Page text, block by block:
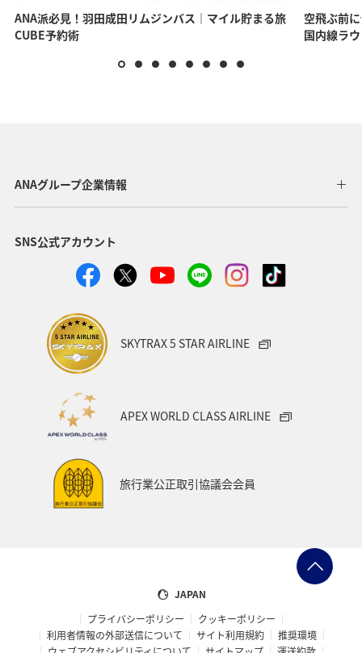
ANA派必見！羽田成田リムジンバス｜マイル貯まる旅
CUBE予約術
空飛ぶ前
国内線ラ
ANAグループ企業情報
SNS公式アカウント
SKYTRAX 5 STAR AIRLINE
APEX WORLD CLASS AIRLINE
旅行業公正取引協議会会員
JAPAN
プライバシーポリシー
クッキーポリシー
利用者情報の外部送信について
サイト利用規約
推奨環境